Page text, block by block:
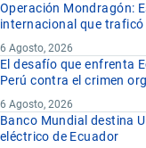
Operación Mondragón:
internacional que
6 Agosto, 2026
El desafío que enfrenta
Perú contra el crimen
6 Agosto, 2026
Banco Mundial destina
eléctrico de Ecuador